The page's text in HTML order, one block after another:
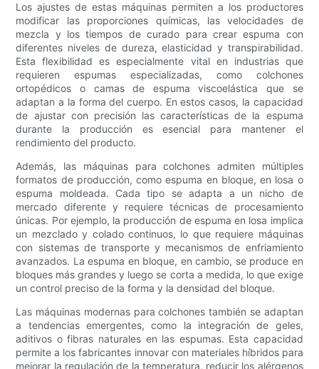
Los ajustes de estas máquinas permiten a los productores
modificar las proporciones químicas, las velocidades de
mezcla y los tiempos de curado para crear espuma con
diferentes niveles de dureza, elasticidad y transpirabilidad.
Esta flexibilidad es especialmente vital en industrias que
requieren espumas especializadas, como colchones
ortopédicos o camas de espuma viscoelástica que se
adaptan a la forma del cuerpo. En estos casos, la capacidad
de ajustar con precisión las características de la espuma
durante la producción es esencial para mantener el
rendimiento del producto.
Además, las máquinas para colchones admiten múltiples
formatos de producción, como espuma en bloque, en losa o
espuma moldeada. Cada tipo se adapta a un nicho de
mercado diferente y requiere técnicas de procesamiento
únicas. Por ejemplo, la producción de espuma en losa implica
un mezclado y colado continuos, lo que requiere máquinas
con sistemas de transporte y mecanismos de enfriamiento
avanzados. La espuma en bloque, en cambio, se produce en
bloques más grandes y luego se corta a medida, lo que exige
un control preciso de la forma y la densidad del bloque.
Las máquinas modernas para colchones también se adaptan
a tendencias emergentes, como la integración de geles,
aditivos o fibras naturales en las espumas. Esta capacidad
permite a los fabricantes innovar con materiales híbridos para
mejorar la regulación de la temperatura, reducir los alérgenos